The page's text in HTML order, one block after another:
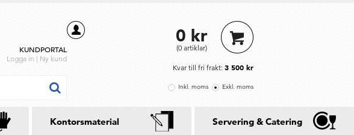
Inkl. moms Exkl. moms
0 kr
(0 artiklar)
Kvar till fri frakt: 3 500 kr
KUNDPORTAL
Logga in | Ny kund
Kontorsmaterial Servering & Catering